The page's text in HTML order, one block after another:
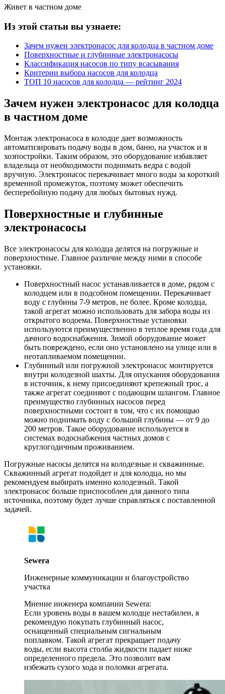
Живет в частном доме
Из этой статьи вы узнаете:
Зачем нужен электронасос для колодца в частном доме
Поверхностные и глубинные электронасосы
Классификация насосов по типу всасывания
Критерии выбора насосов для колодца
ТОП 10 насосов для колодца — рейтинг 2024
Зачем нужен электронасос для колодца
в частном доме
Монтаж электронасоса в колодце дает возможность
автоматизировать подачу воды в дом, баню, на участок и в
хозпостройки. Таким образом, это оборудование избавляет
владельца от необходимости поднимать ведра с водой
вручную. Электронасос перекачивает много воды за короткий
временной промежуток, поэтому может обеспечить
бесперебойную подачу для любых бытовых нужд.
Поверхностные и глубинные
электронасосы
Все электронасосы для колодца делятся на погружные и
поверхностные. Главное различие между ними в способе
установки.
Поверхностный насос устанавливается в доме, рядом с
колодцем или в подсобном помещении. Перекачивает
воду с глубины 7-9 метров, не более. Кроме колодца,
такой агрегат можно использовать для забора воды из
открытого водоема. Поверхностные установки
используются преимущественно в теплое время года для
дачного водоснабжения. Зимой оборудование может
быть повреждено, если оно установлено на улице или в
неотапливаемом помещении.
Глубинный или погружной электронасос монтируется
внутри колодезной шахты. Для опускания оборудования
в источник, к нему присоединяют крепежный трос, а
также агрегат соединяют с подающим шлангом. Главное
преимущество глубинных насосов перед
поверхностными состоит в том, что с их помощью
можно поднимать воду с большой глубины — от 9 до
200 метров. Такое оборудование используется в
системах водоснабжения частных домов с
круглогодичным проживанием.
Погружные насосы делятся на колодезные и скважинные.
Скважинный агрегат подойдет и для колодца, но мы
рекомендуем выбирать именно колодезный. Такой
электронасос больше приспособлен для данного типа
источника, поэтому будет лучше справляться с поставленной
задачей.
Sewera
Инженерные коммуникации и благоустройство
участка
Мнение инженера компании Sewera:
Если уровень воды в вашем колодце нестабилен, я
рекомендую покупать глубинный насос,
оснащенный специальным сигнальным
поплавком. Такой агрегат прекращает подачу
воды, если высота столба жидкости падает ниже
определенного предела. Это позволит вам
избежать сухого хода и поломки агрегата.